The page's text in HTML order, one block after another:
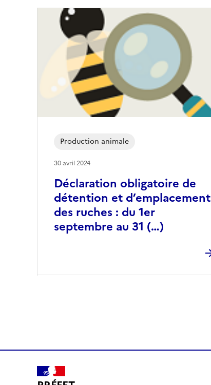
Déclaration obligatoire de
détention et d’emplacement
des ruches : du 1er
septembre au 31 (…)
Production animale
30 avril 2024